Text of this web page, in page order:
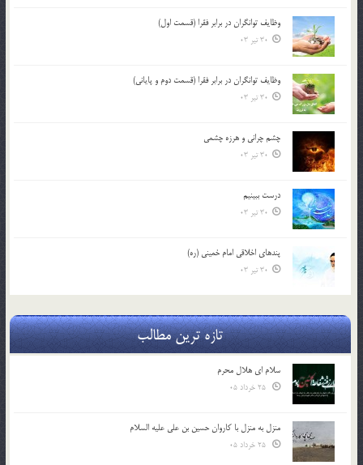
وظایف توانگران در برابر فقرا (قسمت اول)
30 تیر 03
وظایف توانگران در برابر فقرا (قسمت دوم و پایانی)
30 تیر 03
چشم ‏چرانى و هرزه‏ چشمى
30 تیر 03
درست ببينيم
30 تیر 03
پندهاي اخلاقي امام خميني (ره)
30 تیر 03
تازه ترین مطالب
سلام ای هلال محرم
منزل به منزل با کاروان حسین بن علی علیه السلام